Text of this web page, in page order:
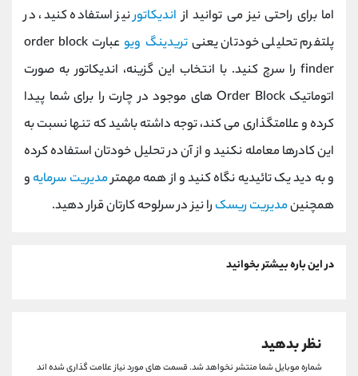
اما برای راحتی نیز می توانید از اندیکاتورنیز استفاده کنید، در
پلتفرم تحلیلی خودتان یعنیتریدینگ ویو
عبارت order block
finder را سرچ کنید. با انتخاب این گزینه، اندیکاتور به صورت
اتوماتیک Order Block های موجود در چارت را برای شما پیدا
کرده و علامتگذاری می کند، توجه داشته باشید که تنها نسبت به
این کادرها معامله نکنید و از آن در تحلیل خودتان استفاده کرده
و به دید یک تائیدیه نگاه کنید و از همه مهمترمدیریت سرمایه و
همچنینمدیریت ریسک را نیز در سرلوحه کارتان قرار دهید.
در این باره بیشتر بخوانید
نظر بدهید
شماره موبایل شما منتشر نخواهد شد.قسمت های مورد نیاز علامت گذاری شده اند